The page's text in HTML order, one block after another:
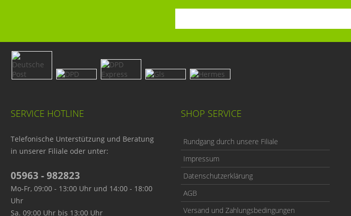
SERVICE HOTLINE
Telefonische Unterstützung und Beratung
in unserer Filiale oder unter:
05963 - 982823
Mo-Fr, 09:00 - 13:00 Uhr und 14:00 - 18:00
Uhr
Sa. 09:00 Uhr bis 13:00 Uhr
SHOP SERVICE
Rundgang durch unsere Filiale
Impressum
Datenschutzerklärung
AGB
Versand und Zahlungsbedingungen